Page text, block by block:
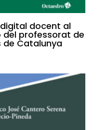
docent al
professorat de
de Catalunya